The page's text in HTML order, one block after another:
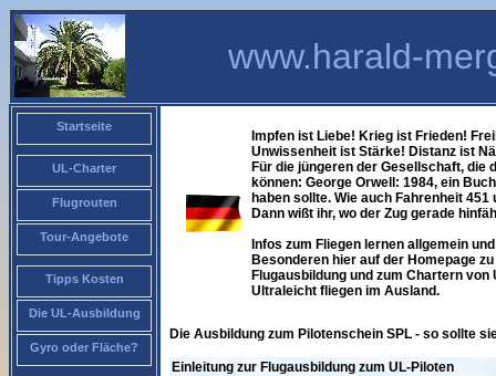
www.harald-
Startseite
UL-Charter
Flugrouten
Tour-Angebote
Tipps Kosten
Die UL-Ausbildung
Gyro oder Fläche?
Impfen ist Liebe! Krieg ist Frieden!
Unwissenheit ist Stärke! Distanz ist
Für die jüngeren der Gesellschaft, die
können: George Orwell: 1984, ein
haben sollte. Wie auch Fahrenheit 451
Dann wißt ihr, wo der Zug gerade
Infos zum Fliegen lernen allgemein
Besonderen hier auf der Homepage
Flugausbildung und zum Chartern von
Ultraleicht fliegen im Ausland.
Die Ausbildung zum Pilotenschein SPL - so sollte
Einleitung zur Flugausbildung zum UL-Piloten